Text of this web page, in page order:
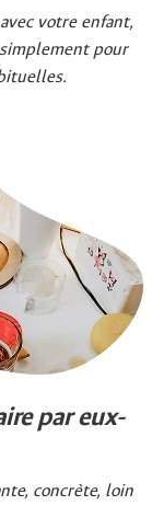
votre enfant,
pour
par eux-
concrète, loin